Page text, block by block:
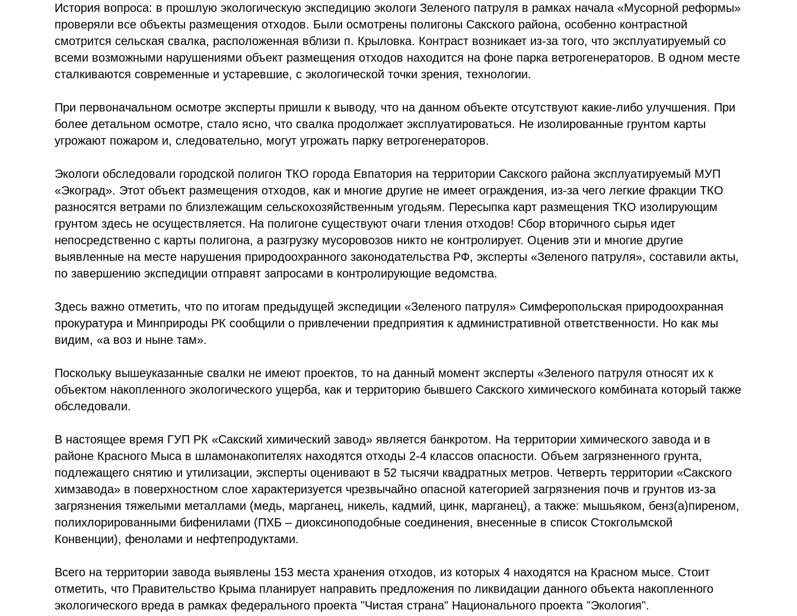
История вопроса: в прошлую экологическую экспедицию экологи Зеленого патруля в рамках начала «Мусорной реформы»
проверяли все объекты размещения отходов. Были осмотрены полигоны Сакского района, особенно контрастной
смотрится сельская свалка, расположенная вблизи п. Крыловка. Контраст возникает из-за того, что эксплуатируемый со
всеми возможными нарушениями объект размещения отходов находится на фоне парка ветрогенераторов. В одном месте
сталкиваются современные и устаревшие, с экологической точки зрения, технологии.
При первоначальном осмотре эксперты пришли к выводу, что на данном объекте отсутствуют какие-либо улучшения. При
более детальном осмотре, стало ясно, что свалка продолжает эксплуатироваться. Не изолированные грунтом карты
угрожают пожаром и, следовательно, могут угрожать парку ветрогенераторов.
Экологи обследовали городской полигон ТКО города Евпатория на территории Сакского района эксплуатируемый МУП
«Экоград». Этот объект размещения отходов, как и многие другие не имеет ограждения, из-за чего легкие фракции ТКО
разносятся ветрами по близлежащим сельскохозяйственным угодьям. Пересыпка карт размещения ТКО изолирующим
грунтом здесь не осуществляется. На полигоне существуют очаги тления отходов! Сбор вторичного сырья идет
непосредственно с карты полигона, а разгрузку мусоровозов никто не контролирует. Оценив эти и многие другие
выявленные на месте нарушения природоохранного законодательства РФ, эксперты «Зеленого патруля», составили акты,
по завершению экспедиции отправят запросами в контролирующие ведомства.
Здесь важно отметить, что по итогам предыдущей экспедиции «Зеленого патруля» Симферопольская природоохранная
прокуратура и Минприроды РК сообщили о привлечении предприятия к административной ответственности. Но как мы
видим, «а воз и ныне там».
Поскольку вышеуказанные свалки не имеют проектов, то на данный момент эксперты «Зеленого патруля относят их к
объектом накопленного экологического ущерба, как и территорию бывшего Сакского химического комбината который также
обследовали.
В настоящее время ГУП РК «Сакский химический завод» является банкротом. На территории химического завода и в
районе Красного Мыса в шламонакопителях находятся отходы 2-4 классов опасности. Объем загрязненного грунта,
подлежащего снятию и утилизации, эксперты оценивают в 52 тысячи квадратных метров. Четверть территории «Сакского
химзавода» в поверхностном слое характеризуется чрезвычайно опасной категорией загрязнения почв и грунтов из-за
загрязнения тяжелыми металлами (медь, марганец, никель, кадмий, цинк, марганец), а также: мышьяком, бенз(а)пиреном,
полихлорированными бифенилами (ПХБ – диоксиноподобные соединения, внесенные в список Стокгольмской
Конвенции), фенолами и нефтепродуктами.
Всего на территории завода выявлены 153 места хранения отходов, из которых 4 находятся на Красном мысе. Стоит
отметить, что Правительство Крыма планирует направить предложения по ликвидации данного объекта накопленного
экологического вреда в рамках федерального проекта "Чистая страна" Национального проекта "Экология".